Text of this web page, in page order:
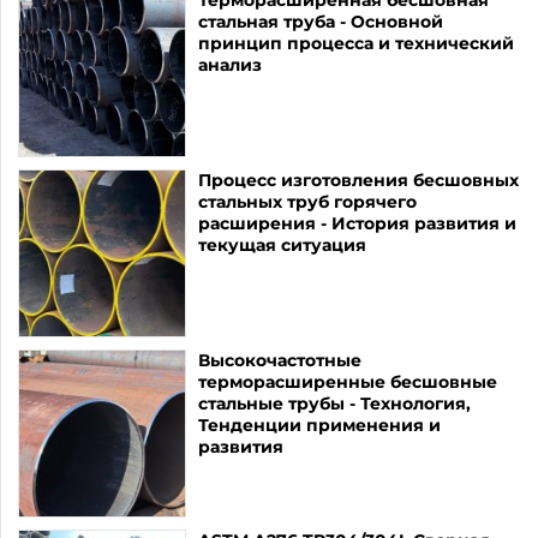
стальная труба - Основной
принцип процесса и технический
анализ
Процесс изготовления бесшовных
стальных труб горячего
расширения - История развития и
текущая ситуация
Высокочастотные
терморасширенные бесшовные
стальные трубы - Технология,
Тенденции применения и
развития